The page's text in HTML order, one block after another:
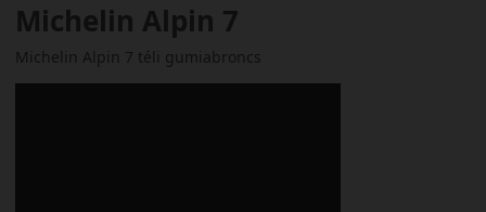
Michelin Alpin 7
Michelin Alpin 7 téli gumiabroncs